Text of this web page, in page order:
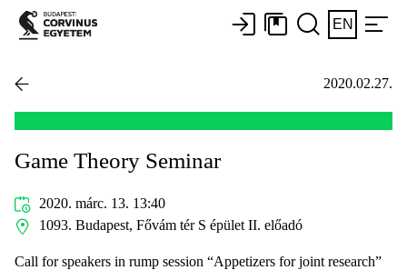
EN
2020.02.27.
Game Theory Seminar
2020. márc. 13. 13:40
1093. Budapest, Fővám tér S épület II. előadó
Call for speakers in rump session “Appetizers for joint research”